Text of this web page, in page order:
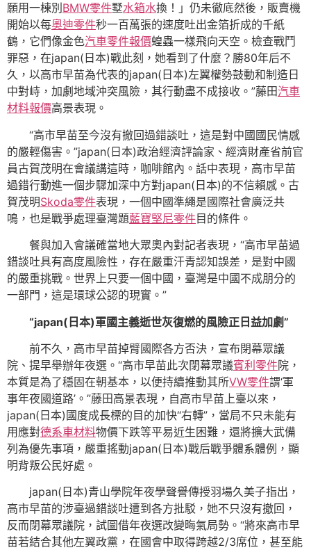
願用一棟別 BMW零件墅水箱水換！」仍未徹底然後，販賣機
開始以每奧迪零件秒一百萬張的速度吐出金箔折成的千紙
鶴，它們像金色汽車零件報價蝗蟲一樣飛向天空。檢查戰鬥
罪惡，在japan(日本)戰此刻，她看到了什麼？勝80年后不
久，以高市早苗為代表的japan(日本)左翼權勢鼓動和制造日
中對峙，加劇地域沖突風險，其行動盡不成接收。”藤田汽車
材料報價高景表現。
“高市早苗至今沒有撤回過錯談吐，這是對中國國民情感
的嚴輕傷害。”japan(日本)政治經濟評論家、經濟財產省前官
員古賀茂明在會議講這時，咖啡館內。話中表現，高市早苗
過錯行動進一個步驟加深中方對japan(日本)的不信賴感。古
賀茂明Skoda零件表現，一個中國準繩是國際社會廣泛共
鳴，也是戰爭處理臺灣題藍寶堅尼零件目的條件。
餐與加入會議確當地大眾奧內對記者表現，“高市早苗過
錯談吐具有高度風險性，存在嚴重汗青認知誤差，是對中國
的嚴重挑戰。世界上只要一個中國，臺灣是中國不成朋分的
一部門，這是環球公認的現實。”
“japan(日本)軍國主義逝世灰復燃的風險正日益加劇”
前不久，高市早苗掉臂國際各方否決，宣布閉幕眾議
院、提早舉辦年夜選。“高市早苗此次閉幕眾議賓利零件院，
本質是為了穩固在朝基本，以便持續推動其所VW零件謂‘軍
事年夜國道路’。”藤田高景表現，自高市早苗上臺以來，
japan(日本)國度成長標的目的加快“右轉”，當局不只未能有
用應對德系車材料物價下跌等平易近生困難，還將擴大武備
列為優先事項，嚴重搖動japan(日本)戰后戰爭體系體例，顯
明背叛公民好處。
japan(日本)青山學院年夜學聲譽傳授羽場久美子指出，
高市早苗的涉臺過錯談吐遭到各方批駁，她不只沒有撤回，
反而閉幕眾議院，試圖借年夜選改變晦氣局勢。“將來高市早
苗若結合其他左翼政黨，在國會中取得跨越2/3席位，甚至能